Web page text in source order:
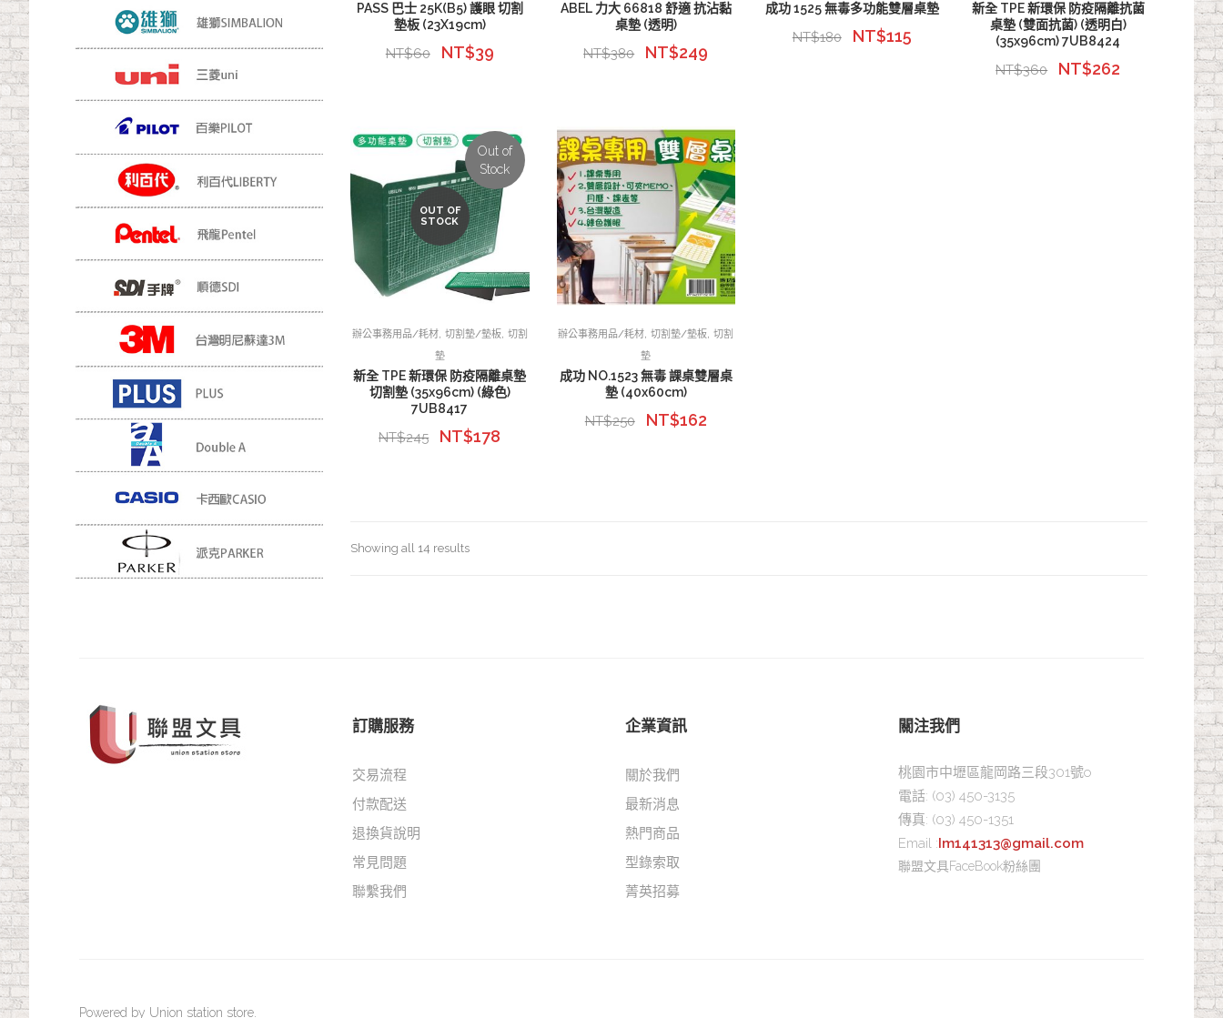
PASS 巴士 25K(B5) 護眼 切割
墊板 (23X19cm)
NT$60 NT$39
ABEL 力大 66818 舒適 抗沾黏
桌墊 (透明)
NT$380 NT$249
成功 1525 無毒多功能雙層桌墊
NT$180 NT$115
新全 TPE 新環保 防疫隔離抗菌
桌墊 (雙面抗菌) (透明白)
(35x96cm) 7UB8424
NT$360 NT$262
Out of
Stock
OUT OF
STOCK
辦公事務用品/耗材, 切割墊/墊板, 切割
墊
新全 TPE 新環保 防疫隔離桌墊
切割墊 (35x96cm) (綠色)
7UB8417
NT$245 NT$178
辦公事務用品/耗材 ,切割墊/墊板 ,切割
墊
成功 NO.1523 無毒 課桌雙層桌
墊 (40x60cm)
NT$250 NT$162
Showing all 14 results
訂購服務
交易流程
付款配送
退換貨說明
常見問題
聯繫我們
企業資訊
關於我們
最新消息
熱門商品
型錄索取
菁英招募
關注我們
桃園市中壢區龍岡路三段301號o
電話: (03) 450-3135
傳真: (03) 450-1351
Email :Im141313@gmail.com
聯盟文具FaceBook粉絲團
Powered by Union station store.